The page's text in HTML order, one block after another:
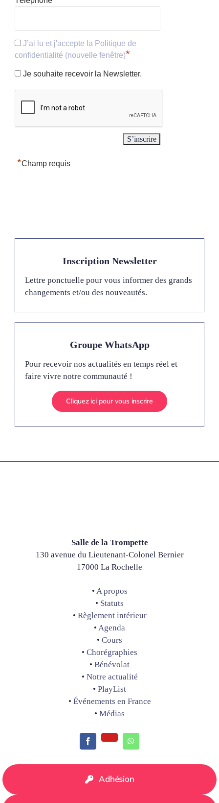
J’ai lu et j'accepte la Politique de
confidentialité (nouvelle fenêtre)*
Je souhaite recevoir la Newsletter.
*Champ requis
Inscription Newsletter
Lettre ponctuelle pour vous informer des grands
changements et/ou des nouveautés.
Groupe WhatsApp
Pour recevoir nos actualités en temps réel et
faire vivre notre communauté !
Cliquez ici pour vous inscrire
Salle de la Trompette
130 avenue du Lieutenant-Colonel Bernier
17000 La Rochelle
• A propos
• Statuts
• Règlement intérieur
• Agenda
• Cours
• Chorégraphies
• Bénévolat
• Notre actualité
• PlayList
• Événements en France
• Médias
Adhésion